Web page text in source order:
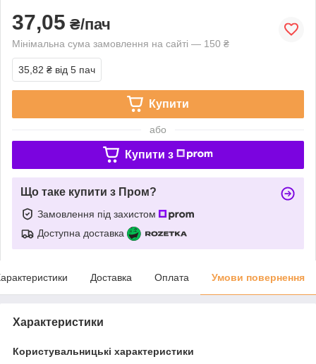
37,05 ₴/пач
Мінімальна сума замовлення на сайті — 150 ₴
35,82 ₴ від 5 пач
Купити
або
Купити з
Що таке купити з Пром?
Замовлення під захистом
Доступна доставка
Доставка Оплата Умови повернення
Характеристики
Користувальницькі характеристики